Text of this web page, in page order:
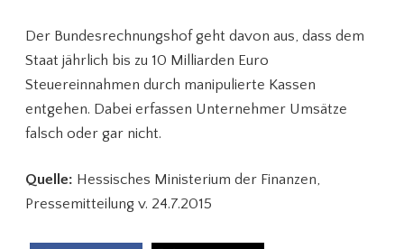
Der Bundesrechnungshof geht davon aus, dass dem
Staat jährlich bis zu 10 Milliarden Euro
Steuereinnahmen durch manipulierte Kassen
entgehen. Dabei erfassen Unternehmer Umsätze
falsch oder gar nicht.
Quelle: Hessisches Ministerium der Finanzen,
Pressemitteilung v. 24.7.2015